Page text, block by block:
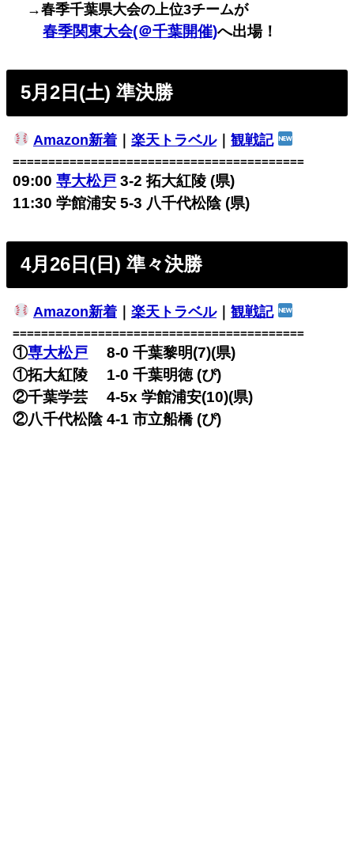
→春季千葉県大会の上位3チームが
春季関東大会(＠千葉開催)へ出場！
5月2日(土) 準決勝
Amazon新着｜ 楽天トラベル｜ 観戦記
=========================================
09:00専大松戸 3-2 拓大紅陵 (県)
11:30 学館浦安 5-3 八千代松陰 (県)
4月26日(日) 準々決勝
Amazon新着｜ 楽天トラベル｜ 観戦記
=========================================
①専大松戸 8-0 千葉黎明(7)(県)
①拓大紅陵 1-0 千葉明徳 (ぴ)
②千葉学芸 4-5x 学館浦安(10)(県)
②八千代松陰 4-1 市立船橋 (ぴ)